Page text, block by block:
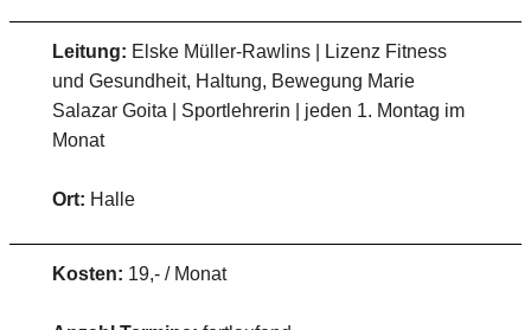
Leitung: Elske Müller-Rawlins | Lizenz Fitness
und Gesundheit, Haltung, Bewegung Marie
Salazar Goita | Sportlehrerin | jeden 1. Montag im
Monat
Ort: Halle
Kosten: 19,- / Monat